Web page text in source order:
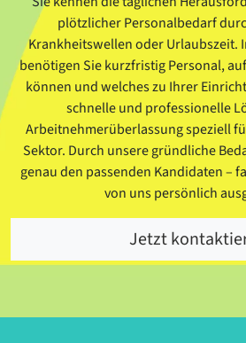
plötzlicher Personalbedarf
Krankheitswellen oder Urlaubszeit.
benötigen Sie kurzfristig Personal,
können und welches zu Ihrer
schnelle und professionelle
Arbeitnehmerüberlassung speziell
Sektor. Durch unsere gründliche
genau den passenden Kandidaten –
von uns persönlich
Jetzt